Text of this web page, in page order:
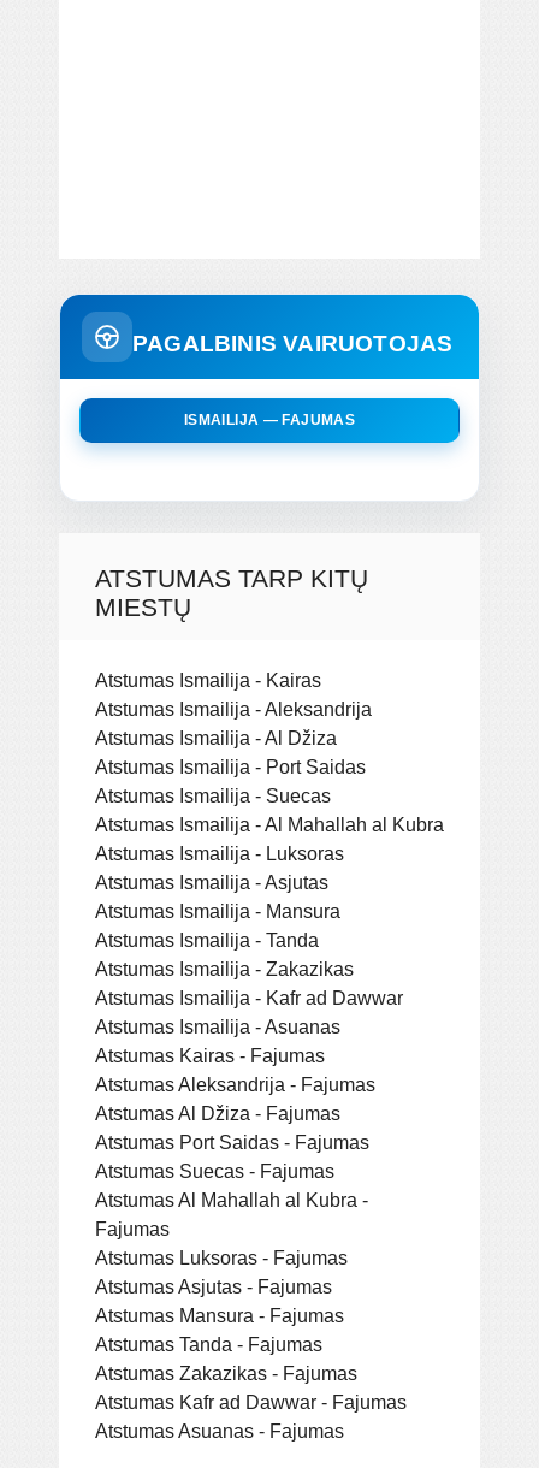
PAGALBINIS VAIRUOTOJAS
ISMAILIJA — FAJUMAS
ATSTUMAS TARP KITŲ
MIESTŲ
Atstumas Ismailija - Kairas
Atstumas Ismailija - Aleksandrija
Atstumas Ismailija - Al Džiza
Atstumas Ismailija - Port Saidas
Atstumas Ismailija - Suecas
Atstumas Ismailija - Al Mahallah al Kubra
Atstumas Ismailija - Luksoras
Atstumas Ismailija - Asjutas
Atstumas Ismailija - Mansura
Atstumas Ismailija - Tanda
Atstumas Ismailija - Zakazikas
Atstumas Ismailija - Kafr ad Dawwar
Atstumas Ismailija - Asuanas
Atstumas Kairas - Fajumas
Atstumas Aleksandrija - Fajumas
Atstumas Al Džiza - Fajumas
Atstumas Port Saidas - Fajumas
Atstumas Suecas - Fajumas
Atstumas Al Mahallah al Kubra -
Fajumas
Atstumas Luksoras - Fajumas
Atstumas Asjutas - Fajumas
Atstumas Mansura - Fajumas
Atstumas Tanda - Fajumas
Atstumas Zakazikas - Fajumas
Atstumas Kafr ad Dawwar - Fajumas
Atstumas Asuanas - Fajumas